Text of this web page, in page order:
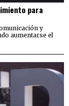
para
y
aumentarse el